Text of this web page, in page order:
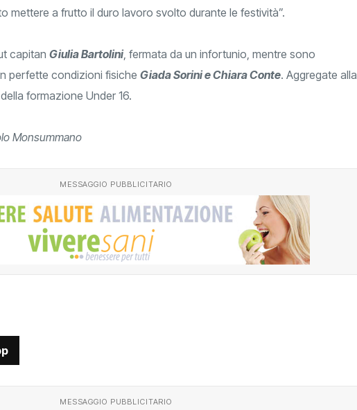
mettere a frutto il duro lavoro svolto durante le festività”.
capitan Giulia Bartolini, fermata da un infortunio, mentre sono
perfette condizioni fisiche Giada Sorini e Chiara Conte. Aggregate alla
formazione Under 16.
Monsummano
MESSAGGIO PUBBLICITARIO
MESSAGGIO PUBBLICITARIO